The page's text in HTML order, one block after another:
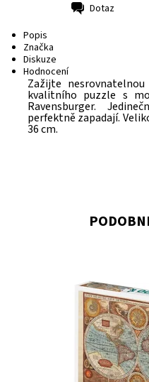
Dotaz
Popis
Značka
Diskuze
Hodnocení
Zažijte
kvalitního puzzle s
Ravensburger.
perfektně zapadají.
36 cm.
Dostupnost: Skladem
8090
DINO